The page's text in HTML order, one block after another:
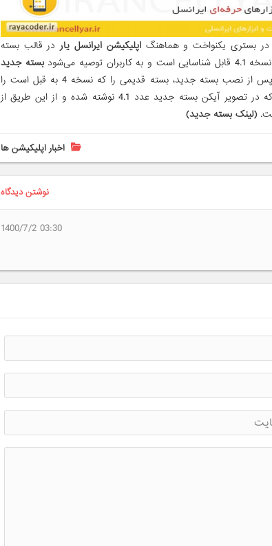
بستری یکنواخت و هماهنگاپلیکیشن ایرانسل یاردر قالب بسته
می‌شود
بسته جدید
را دریافت کنند و پس از نصب بسته جدید، بسته قدیمی را که نسخه 4 به قبل است را
حذف کنند، لازم به ذکر است که در تصویر آیکن بسته جدید عدد 4.1 نوشته شده و از این طریق از
(لینک بسته جدید)
اخبار اپلیکیشن ها
نوشتن دیدگاه
1400/7/2 03:30